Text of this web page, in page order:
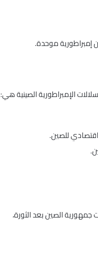
الإمبراطورية الصينية هي:
تأسست جمهورية الصين بعد الثورة،